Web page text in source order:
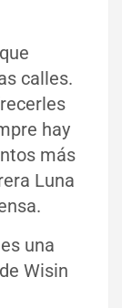
calles.
hay
más
Luna
una
Wisin